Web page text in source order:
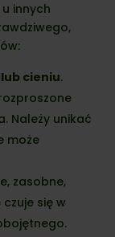
innych
cieniu.
Należy unikać
może
zasobne,
czuje się w